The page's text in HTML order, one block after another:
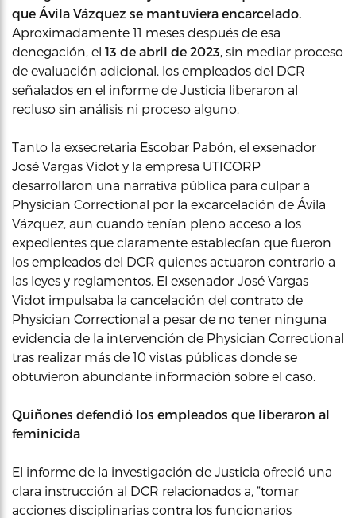
que Ávila Vázquez se mantuviera encarcelado.
Aproximadamente 11 meses después de esa
denegación, el 13 de abril de 2023, sin mediar proceso
de evaluación adicional, los empleados del DCR
señalados en el informe de Justicia liberaron al
recluso sin análisis ni proceso alguno.
Tanto la exsecretaria Escobar Pabón, el exsenador
José Vargas Vidot y la empresa UTICORP
desarrollaron una narrativa pública para culpar a
Physician Correctional por la excarcelación de Ávila
Vázquez, aun cuando tenían pleno acceso a los
expedientes que claramente establecían que fueron
los empleados del DCR quienes actuaron contrario a
las leyes y reglamentos. El exsenador José Vargas
Vidot impulsaba la cancelación del contrato de
Physician Correctional a pesar de no tener ninguna
evidencia de la intervención de Physician Correctional
tras realizar más de 10 vistas públicas donde se
obtuvieron abundante información sobre el caso.
Quiñones defendió los empleados que liberaron al
feminicida
El informe de la investigación de Justicia ofreció una
clara instrucción al DCR relacionados a, “tomar
acciones disciplinarias contra los funcionarios